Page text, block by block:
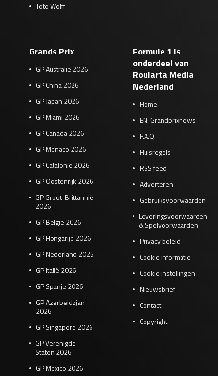
Toto Wolff
Grands Prix
GP Australië 2026
GP China 2026
GP Japan 2026
GP Miami 2026
GP Canada 2026
GP Monaco 2026
GP Catalonië 2026
GP Oostenrijk 2026
GP Groot-Brittannië
2026
GP België 2026
GP Hongarije 2026
GP Nederland 2026
GP Italië 2026
GP Spanje 2026
GP Azerbeidzjan
2026
GP Singapore 2026
GP Verenigde
Staten 2026
GP Mexico 2026
Formule 1 is
onderdeel van
Roularta Media
Nederland
Home
EN: Grandprixnews
F.A.Q.
Huisregels
RSS feed
Adverteren
Gebruiksvoorwaarden
Leveringsvoorwaarden
& Spelvoorwaarden
Privacy beleid
Cookie informatie
Cookie instellingen
Nieuwsbrief
Contact
Copyright